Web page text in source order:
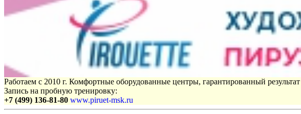
Работаем с 2010 г. Комфортные оборудованные центры, гарантированный
Запись на пробную тренировку:
+7 (499) 136-81-80 www.piruet-msk.ru